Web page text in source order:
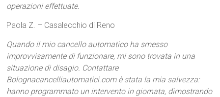
operazioni effettuate.
Paola Z. – Casalecchio di Reno
Quando il mio cancello automatico ha smesso
improvvisamente di funzionare, mi sono trovata in una
situazione di disagio. Contattare
Bolognacancelliautomatici.com è stata la mia salvezza:
hanno programmato un intervento in giornata, dimostrando